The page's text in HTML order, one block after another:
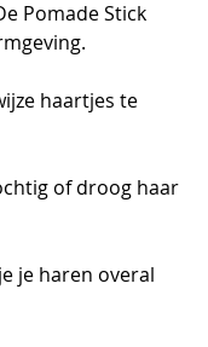
Pomade Stick
haartjes te
of droog haar
je haren overal